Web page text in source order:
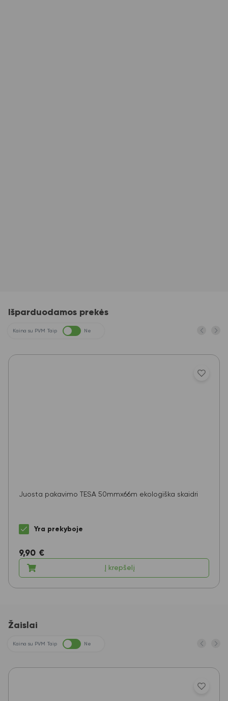
Išparduodamos prekės
Kaina su PVM Taip Ne
Juosta pakavimo TESA 50mmx66m ekologiška skaidri
Yra prekyboje
9,90 €
Į krepšelį
Žaislai
Kaina su PVM Taip Ne